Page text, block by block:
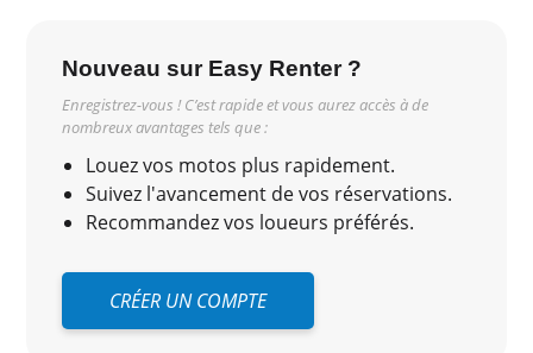
Nouveau sur Easy Renter ?
Enregistrez-vous ! C’est rapide et vous aurez accès à de
nombreux avantages tels que :
Louez vos motos plus rapidement.
Suivez l'avancement de vos réservations.
Recommandez vos loueurs préférés.
CRÉER UN COMPTE